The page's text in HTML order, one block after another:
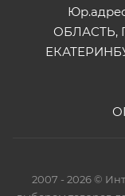
ОБЛАСТЬ,
2007 - 2026 ©